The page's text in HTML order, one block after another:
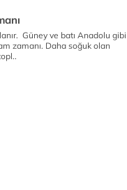
Güney ve batı Anadolu gibi
zamanı. Daha soğuk olan